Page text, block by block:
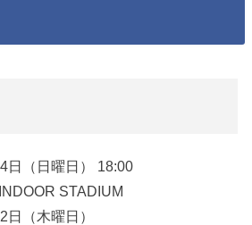
日（日曜日） 18:00
STADIUM
（木曜日）